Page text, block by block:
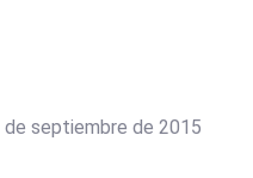
septiembre de 2015